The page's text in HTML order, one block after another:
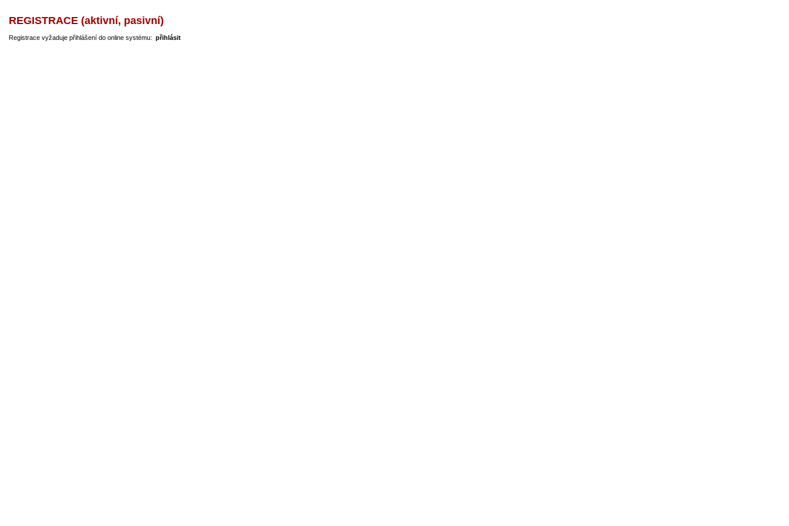
REGISTRACE (aktivní, pasivní)
Registrace vyžaduje přihlášení do online systému: přihlásit